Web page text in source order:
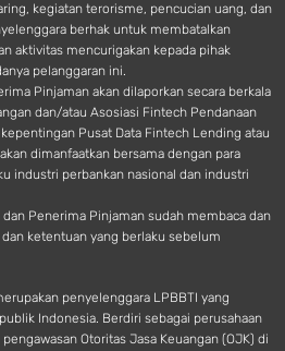
kegiatan terorisme, pencucian uang, dan
berhak untuk membatalkan
aktivitas mencurigakan kepada pihak
pelanggaran ini.
Pinjaman akan dilaporkan secara berkala
dan/atau Asosiasi Fintech Pendanaan
Pusat Data Fintech Lending atau
dimanfaatkan bersama dengan para
industri perbankan nasional dan industri
Penerima Pinjaman sudah membaca dan
ketentuan yang berlaku sebelum
penyelenggara LPBBTI yang
Indonesia. Berdiri sebagai perusahaan
Otoritas Jasa Keuangan (OJK) di